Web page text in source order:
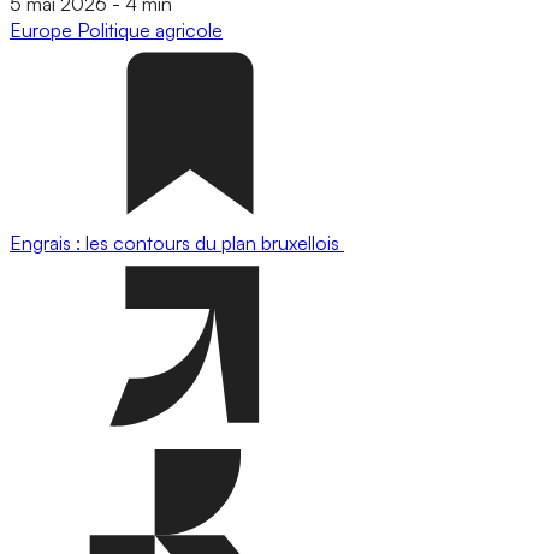
Europe Politique agricole
Engrais : les contours du plan bruxellois